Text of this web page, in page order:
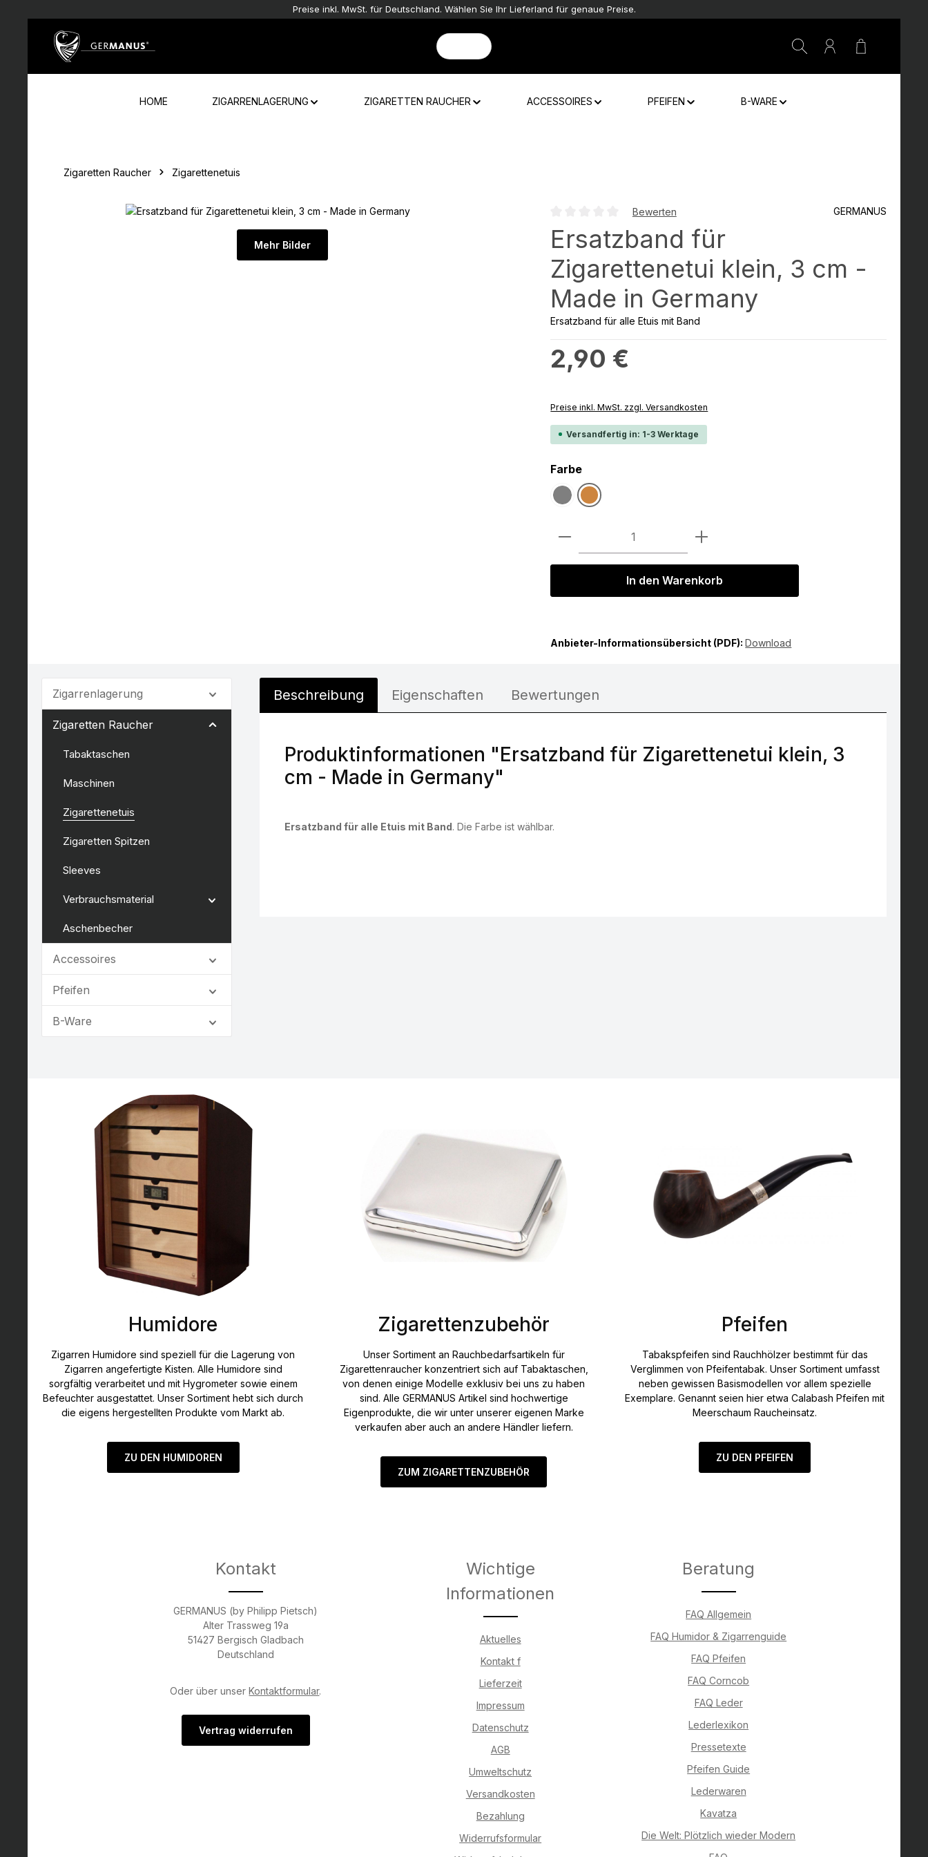
Preise inkl. MwSt. für Deutschland. Wählen Sie Ihr Lieferland für genaue Preise.
Warenkorb
HOME ZIGARRENLAGERUNG ZIGARETTEN RAUCHER ACCESSOIRES PFEIFEN B-WARE
Zigaretten Raucher Zigarettenetuis
Mehr Bilder
Bewerten GERMANUS
Ersatzband für
Zigarettenetui klein, 3 cm -
Made in Germany
Ersatzband für alle Etuis mit Band
2,90 €
Preise inkl. MwSt. zzgl. Versandkosten
Versandfertig in: 1-3 Werktage
Farbeauswählen
Schwarz
(Diese Option ist zurzeit nicht verfügbar.)
Braun
Produkt Anzahl: Gib den gewünschten Wert
In den Warenkorb
Anbieter-Informationsübersicht (PDF):Download
Zigarrenlagerung
Zigaretten Raucher
Tabaktaschen
Maschinen
Zigarettenetuis
Zigaretten Spitzen
Sleeves
Verbrauchsmaterial
Aschenbecher
Accessoires
Pfeifen
B-Ware
Beschreibung Eigenschaften Bewertungen
Produktinformationen "Ersatzband für Zigarettenetui klein, 3
cm - Made in Germany"
Ersatzband für alle Etuis mit Band. Die Farbe ist wählbar.
Humidore
Zigarren Humidore sind speziell für die Lagerung von
Zigarren angefertigte Kisten. Alle Humidore sind
sorgfältig verarbeitet und mit Hygrometer sowie einem
Befeuchter ausgestattet. Unser Sortiment hebt sich durch
die eigens hergestellten Produkte vom Markt ab.
ZU DEN HUMIDOREN
Zigarettenzubehör
Unser Sortiment an Rauchbedarfsartikeln für
Zigarettenraucher konzentriert sich auf Tabaktaschen,
von denen einige Modelle exklusiv bei uns zu haben
sind. Alle GERMANUS Artikel sind hochwertige
Eigenprodukte, die wir unter unserer eigenen Marke
verkaufen aber auch an andere Händler liefern.
ZUM ZIGARETTENZUBEHÖR
Pfeifen
Tabakspfeifen sind Rauchhölzer bestimmt für das
Verglimmen von Pfeifentabak. Unser Sortiment umfasst
neben gewissen Basismodellen vor allem spezielle
Exemplare. Genannt seien hier etwa Calabash Pfeifen mit
Meerschaum Raucheinsatz.
ZU DEN PFEIFEN
Kontakt
GERMANUS (by Philipp Pietsch)
Alter Trassweg 19a
51427 Bergisch Gladbach
Deutschland
Oder über unserKontaktformular.
Vertrag widerrufen
Wichtige
Informationen
Aktuelles
Kontakt f
Lieferzeit
Impressum
Datenschutz
AGB
Umweltschutz
Versandkosten
Bezahlung
Widerrufsformular
Beratung
FAQ Allgemein
FAQ Humidor & Zigarrenguide
FAQ Pfeifen
FAQ Corncob
FAQ Leder
Lederlexikon
Pressetexte
Pfeifen Guide
Lederwaren
Kavatza
Die Welt: Plötzlich wieder Modern